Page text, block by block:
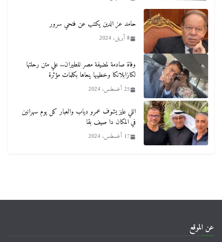
حامد عز الدين يكتب عن فتحي سرور
8 أبريل، 2024
وفاة صادمة لمضيفة مصر للطيران.. علي متن رحلتها
لكازابلانكا وخطيبها ينعاها بكلمات مؤثرة
25 أغسطس، 2024
اللي عايز يشوف عمرو دياب والعبار كل يوم سهرانين
في المكان دا صيف بقا
17 أغسطس، 2024
عن الموقع